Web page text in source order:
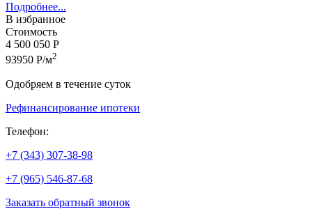
Подробнее...
В избранное
Стоимость
4 500 050 Р
93950 Р/м2
Одобряем в течение суток
Рефинансирование ипотеки
Телефон:
+7 (343) 307-38-98
+7 (965) 546-87-68
Заказать обратный звонок